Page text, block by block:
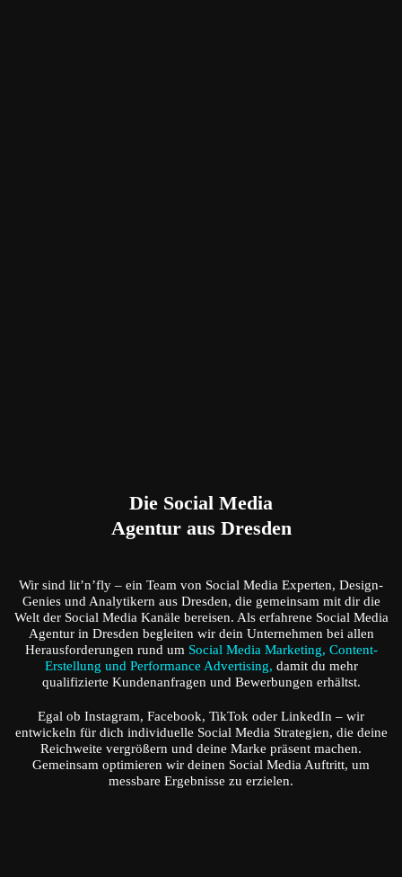
Die Social Media
Agentur aus Dresden
Wir sind lit’n’fly – ein Team von Social Media Experten, Design-
Genies und Analytikern aus Dresden, die gemeinsam mit dir die
Welt der Social Media Kanäle bereisen. Als erfahrene Social Media
Agentur in Dresden begleiten wir dein Unternehmen bei allen
Herausforderungen rund um Social Media Marketing, Content-
Erstellung und Performance Advertising, damit du mehr
qualifizierte Kundenanfragen und Bewerbungen erhältst.
Egal ob Instagram, Facebook, TikTok oder LinkedIn – wir
entwickeln für dich individuelle Social Media Strategien, die deine
Reichweite vergrößern und deine Marke präsent machen.
Gemeinsam optimieren wir deinen Social Media Auftritt, um
messbare Ergebnisse zu erzielen.